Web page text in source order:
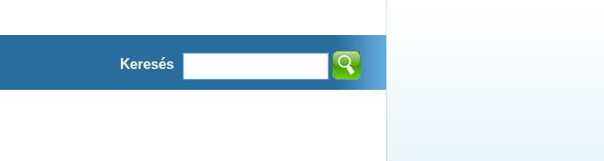
Keresés